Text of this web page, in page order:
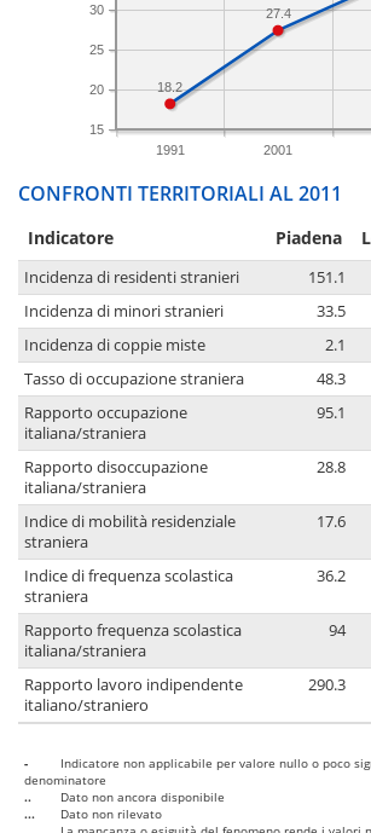
1991 2001
15
20
25
30 27.4
18.2
CONFRONTI TERRITORIALI AL 2011
Indicatore Piadena
Incidenza di residenti stranieri 151.1
Incidenza di minori stranieri
33.5
Incidenza di coppie miste
2.1
Tasso di occupazione straniera
48.3
Rapporto occupazione
italiana/straniera
95.1
Rapporto disoccupazione
italiana/straniera
28.8
Indice di mobilità residenziale
straniera
17.6
Indice di frequenza scolastica
straniera
36.2
Rapporto frequenza scolastica
italiana/straniera
94
Rapporto lavoro indipendente
italiano/straniero
290.3
-
Indicatore non applicabile per valore nullo o poco
denominatore
..
Dato non ancora disponibile
...
Dato non rilevato